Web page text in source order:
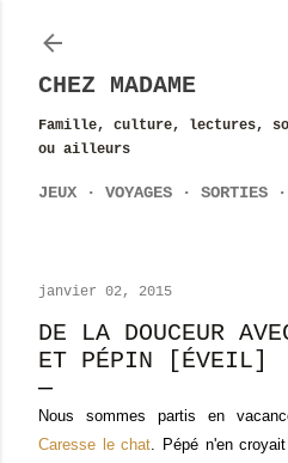
CHEZ MADAME
Famille, culture, lectures,
ou ailleurs
JEUX VOYAGES SORTIES
janvier 02, 2015
DE LA DOUCEUR
ET PÉPIN [ÉVEIL]
Nous sommes partis en
Caresse le chat. Pépé n'en